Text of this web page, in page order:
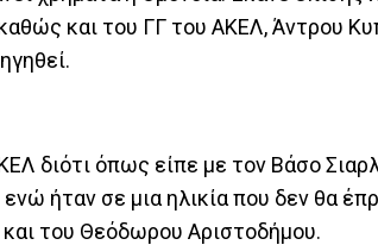
και του ΓΓ του ΑΚΕΛ, Άντρου
διότι όπως είπε με τον Βάσο
ήταν σε μια ηλικία που δεν θα
του Θεόδωρου Αριστοδήμου.